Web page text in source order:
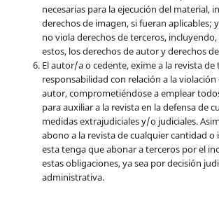
necesarias para la ejecución del material,
derechos de imagen, si fueran aplicables;
no viola derechos de terceros,
estos, los derechos de autor y derechos
El autor/a o cedente, exime a la revista
responsabilidad con relación a la
autor, comprometiéndose a emplear
para auxiliar a la revista en la defensa de
medidas extrajudiciales y/o judiciales.
abono a la revista de cualquier cantidad
esta tenga que abonar a terceros por el
estas obligaciones, ya sea por decisión
administrativa.